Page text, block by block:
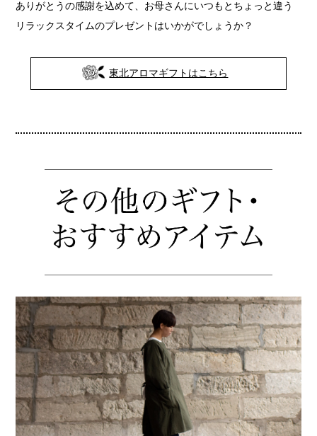
ありがとうの感謝を込めて、お母さんにいつもとちょっと違う
リラックスタイムのプレゼントはいかがでしょうか？
東北アロマギフトはこちら